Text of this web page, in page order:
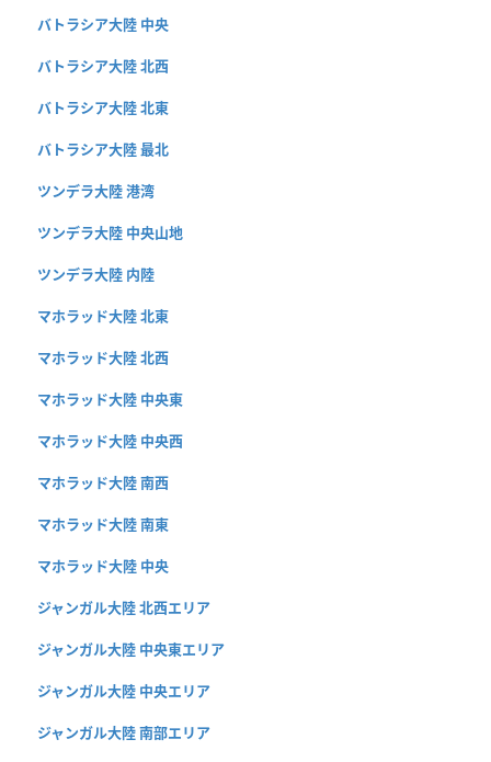
バトラシア大陸 中央
バトラシア大陸 北西
バトラシア大陸 北東
バトラシア大陸 最北
ツンデラ大陸 港湾
ツンデラ大陸 中央山地
ツンデラ大陸 内陸
マホラッド大陸 北東
マホラッド大陸 北西
マホラッド大陸 中央東
マホラッド大陸 中央西
マホラッド大陸 南西
マホラッド大陸 南東
マホラッド大陸 中央
ジャンガル大陸 北西エリア
ジャンガル大陸 中央東エリア
ジャンガル大陸 中央エリア
ジャンガル大陸 南部エリア